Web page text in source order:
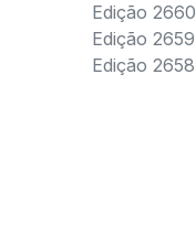
Edição 2660
Edição 2659
Edição 2658